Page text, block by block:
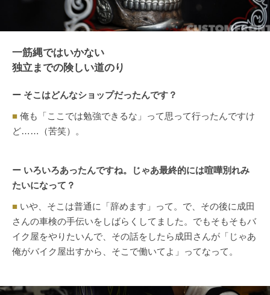
一筋縄ではいかない
独立までの険しい道のり
ー そこはどんなショップだったんです？
■ 俺も「ここでは勉強できるな」って思って行ったんですけ
ど……（苦笑）。
ー いろいろあったんですね。じゃあ最終的には喧嘩別れみ
たいになって？
■ いや、そこは普通に「辞めます」って。で、その後に成田
さんの車検の手伝いをしばらくしてました。でもそもそもバ
イク屋をやりたいんで、その話をしたら成田さんが「じゃあ
俺がバイク屋出すから、そこで働いてよ」ってなって。